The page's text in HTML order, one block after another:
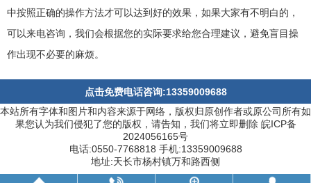
中按照正确的操作方法才可以达到好的效果，如果大家有不明白的，
可以来电咨询，我们会根据您的实际要求给您合理建议，避免盲目操
作出现不必要的麻烦。
点击免费电话咨询:13359009688
本站所有字体和图片和内容来源于网络，版权归原创作者或原公司所有如
果您认为我们侵犯了您的版权，请告知，我们将立即删除 皖ICP备
2024056165号
电话:0550-7768818 手机:13359009688
地址:天长市杨村镇万和路西侧